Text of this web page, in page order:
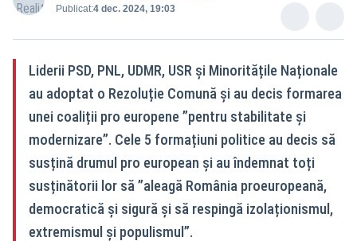
Publicat:4 dec. 2024, 19:03
Liderii PSD, PNL, UDMR, USR și Minoritățile Naționale
au adoptat o Rezoluție Comună și au decis formarea
unei coaliții pro europene ”pentru stabilitate și
modernizare”. Cele 5 formațiuni politice au decis să
susțină drumul pro european și au îndemnat toți
susținătorii lor să ”aleagă România proeuropeană,
democratică și sigură și să respingă izolaționismul,
extremismul și populismul”.